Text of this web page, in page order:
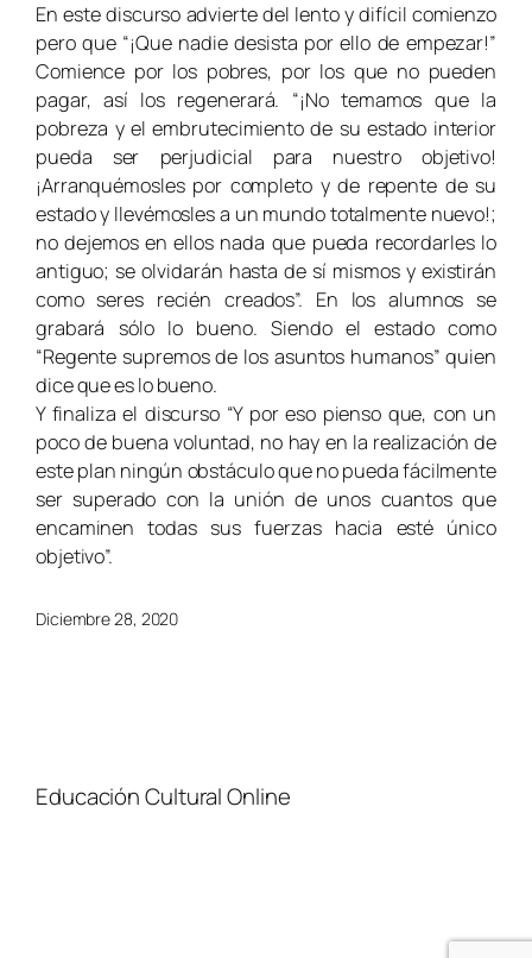
En este discurso advierte del lento y difícil comienzo
pero que “¡Que nadie desista por ello de empezar!”
Comience por los pobres, por los que no pueden
pagar, así los regenerará. “¡No temamos que la
pobreza y el embrutecimiento de su estado interior
pueda ser perjudicial para nuestro objetivo!
¡Arranquémosles por completo y de repente de su
estado y llevémosles a un mundo totalmente nuevo!;
no dejemos en ellos nada que pueda recordarles lo
antiguo; se olvidarán hasta de sí mismos y existirán
como seres recién creados”. En los alumnos se
grabará sólo lo bueno. Siendo el estado como
“Regente supremos de los asuntos humanos” quien
dice que es lo bueno.
Y finaliza el discurso “Y por eso pienso que, con un
poco de buena voluntad, no hay en la realización de
este plan ningún obstáculo que no pueda fácilmente
ser superado con la unión de unos cuantos que
encaminen todas sus fuerzas hacia esté único
objetivo”.
Diciembre 28, 2020
Educación Cultural Online